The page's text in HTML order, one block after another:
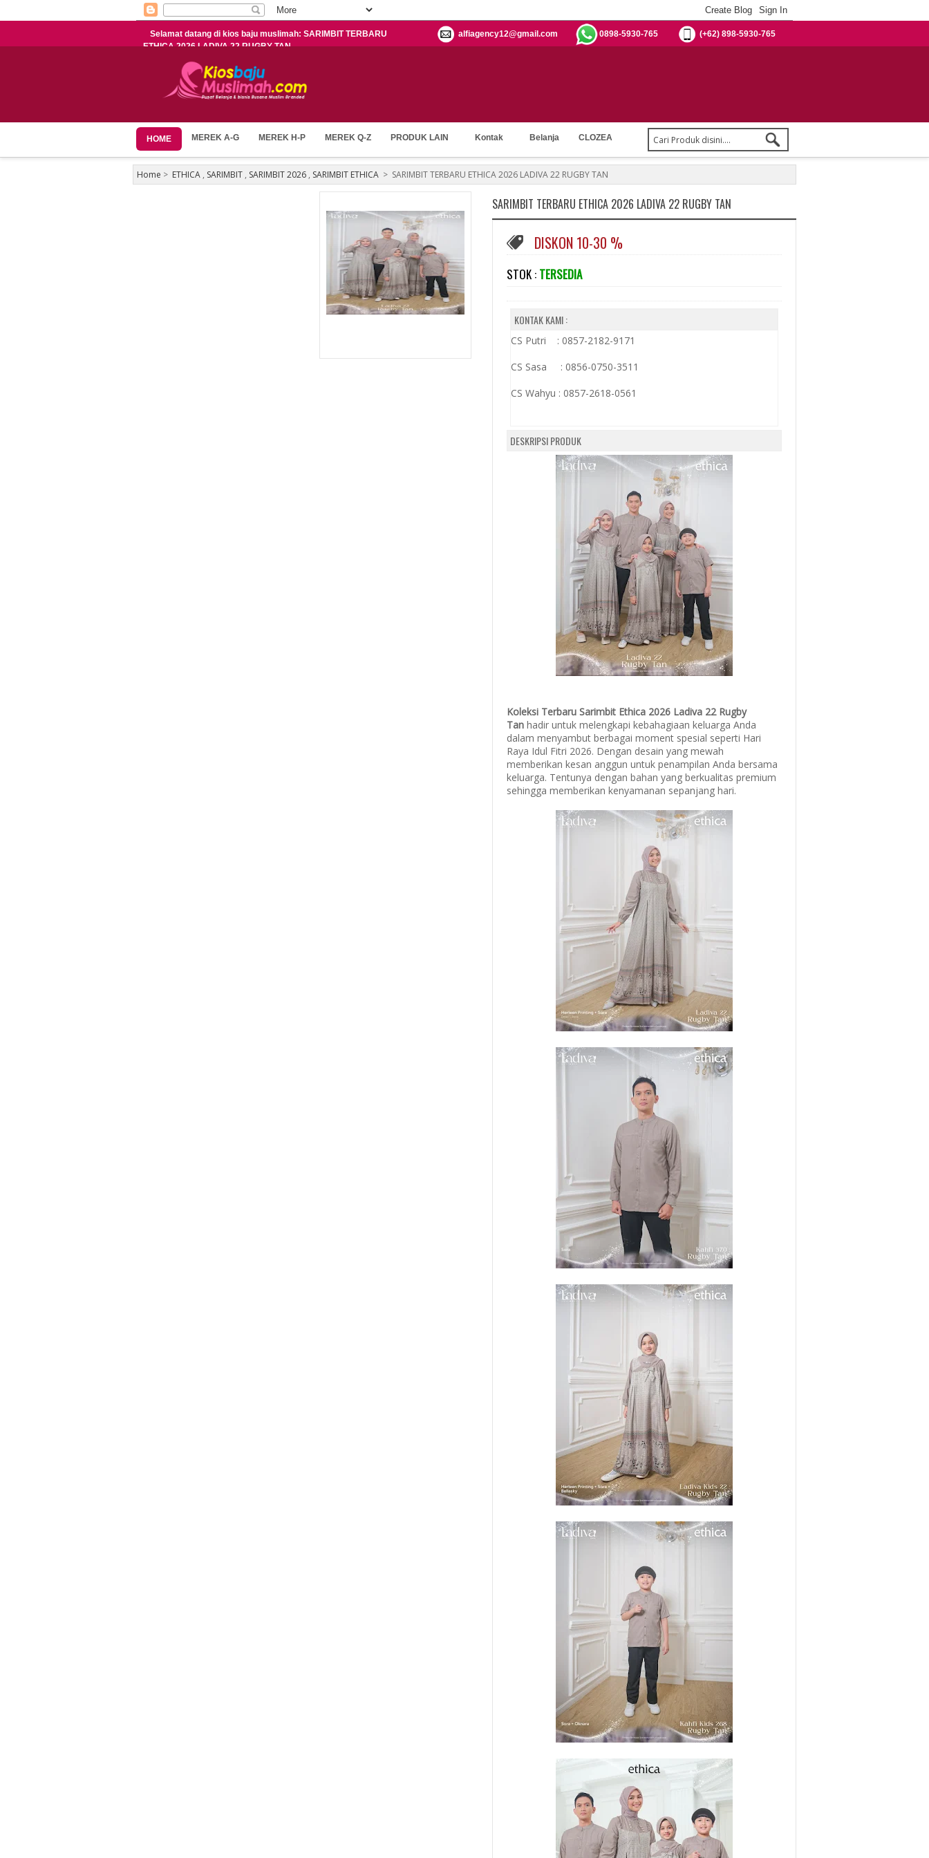
Selamat datang di kios baju muslimah: SARIMBIT TERBARU
ETHICA 2026 LADIVA 22 RUGBY TAN
(+62) 898-5930-765
0898-5930-765
alfiagency12@gmail.com
HOME MEREK A-G MEREK H-P MEREK Q-Z PRODUK LAIN Kontak Belanja CLOZEA
Home > ETHICA , SARIMBIT , SARIMBIT 2026 , SARIMBIT ETHICA > SARIMBIT TERBARU ETHICA 2026 LADIVA 22 RUGBY TAN
SARIMBIT TERBARU ETHICA 2026 LADIVA 22 RUGBY TAN
DISKON 10-30 %
STOK : TERSEDIA
KONTAK KAMI :
CS Putri : 0857-2182-9171
CS Sasa : 0856-0750-3511
CS Wahyu : 0857-2618-0561
DESKRIPSI PRODUK
Koleksi Terbaru Sarimbit Ethica 2026 Ladiva 22 Rugby
Tan hadir untuk melengkapi kebahagiaan keluarga Anda
dalam menyambut berbagai moment spesial seperti Hari
Raya Idul Fitri 2026. Dengan desain yang mewah
memberikan kesan anggun untuk penampilan Anda bersama
keluarga. Tentunya dengan bahan yang berkualitas premium
sehingga memberikan kenyamanan sepanjang hari.